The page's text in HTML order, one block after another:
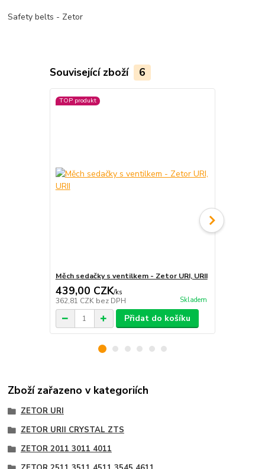
Safety belts - Zetor
Související zboží 6
TOP produkt
Měch sedačky s ventilkem - Zetor URI, URII
439,00 CZK/ks
362,81 CZK bez DPH Skladem
Přidat do košíku
Zboží zařazeno v kategoriích
ZETOR URI
ZETOR URII CRYSTAL ZTS
ZETOR 2011 3011 4011